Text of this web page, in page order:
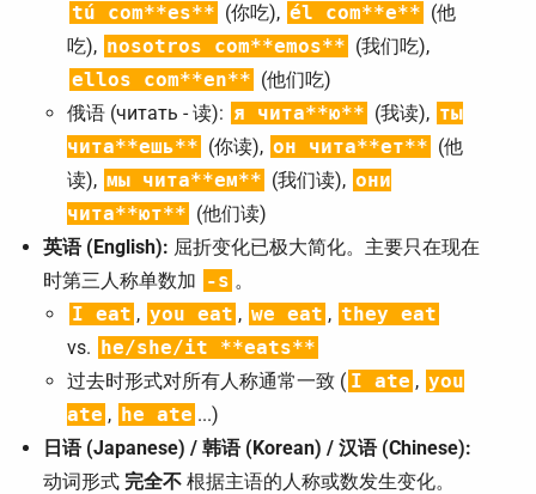
tú com**es** (你吃), él com**e** (他
吃), nosotros com**emos** (我们吃),
ellos com**en** (他们吃)
俄语 (читать - 读): я чита**ю** (我读), ты
чита**ешь** (你读), он чита**ет** (他
读), мы чита**ем** (我们读), они
чита**ют** (他们读)
英语 (English): 屈折变化已极大简化。主要只在现在
时第三人称单数加 -s 。
I eat , you eat , we eat , they eat
vs. he/she/it **eats**
过去时形式对所有人称通常一致 ( I ate , you
ate , he ate ...)
日语 (Japanese) / 韩语 (Korean) / 汉语 (Chinese):
动词形式 完全不 根据主语的人称或数发生变化。